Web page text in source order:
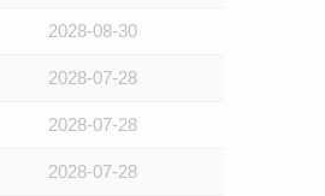
2028-08-30
2028-07-28
2028-07-28
2028-07-28